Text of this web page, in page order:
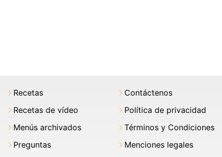
Recetas
Recetas de vídeo
Menús archivados
Preguntas
Contáctenos
Política de privacidad
Términos y Condiciones
Menciones legales